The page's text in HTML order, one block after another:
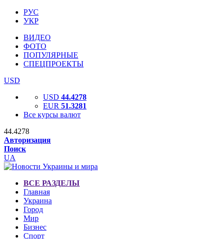
РУС
УКР
ВИДЕО
ФОТО
ПОПУЛЯРНЫЕ
СПЕЦПРОЕКТЫ
USD
USD 44.4278
EUR 51.3281
Все курсы валют
44.4278
Авторизация
Поиск
UA
ВСЕ РАЗДЕЛЫ
Главная
Украина
Город
Мир
Бизнес
Спорт